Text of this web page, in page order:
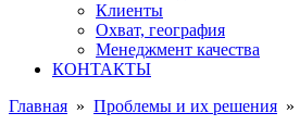
Клиенты
Охват, география
Менеджмент качества
КОНТАКТЫ
Главная » Проблемы и их решения »